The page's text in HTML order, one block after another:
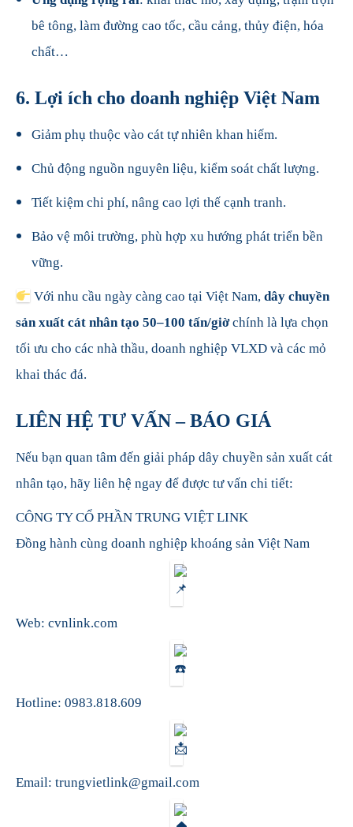
bê tông, làm đường cao tốc, cầu cảng, thủy điện, hóa
chất…
6. Lợi ích cho doanh nghiệp Việt Nam
Giảm phụ thuộc vào cát tự nhiên khan hiếm.
Chủ động nguồn nguyên liệu, kiểm soát chất lượng.
Tiết kiệm chi phí, nâng cao lợi thế cạnh tranh.
Bảo vệ môi trường, phù hợp xu hướng phát triển bền
vững.
Với nhu cầu ngày càng cao tại Việt Nam,dây chuyền
sản xuất cát nhân tạo 50–100 tấn/giờchính là lựa chọn
tối ưu cho các nhà thầu, doanh nghiệp VLXD và các mỏ
khai thác đá.
LIÊN HỆ TƯ VẤN – BÁO GIÁ
Nếu bạn quan tâm đến giải pháp dây chuyền sản xuất cát
nhân tạo, hãy liên hệ ngay để được tư vấn chi tiết:
CÔNG TY CỔ PHẦN TRUNG VIỆT LINK
Đồng hành cùng doanh nghiệp khoáng sản Việt Nam
Web: cvnlink.com
Hotline: 0983.818.609
Email: trungvietlink@gmail.com